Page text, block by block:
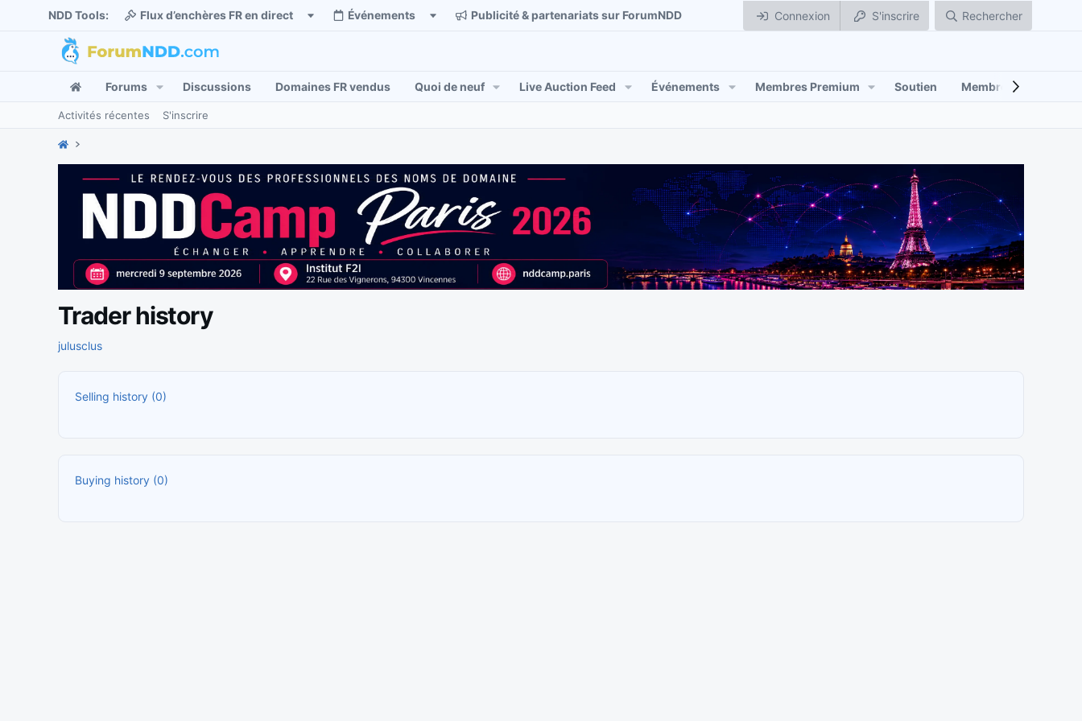
NDD Tools: Flux d’enchères FR en direct Événements Publicité & partenariats sur ForumNDD Connexion S'inscrire Rechercher
Forums Discussions Domaines FR vendus Quoi de neuf Live Auction Feed Événements Membres Premium Soutien Membres
Activités récentes S'inscrire
Trader history
julusclus
Selling history (0)
Buying history (0)